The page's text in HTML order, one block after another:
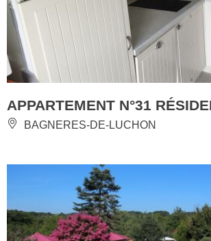
APPARTEMENT N°31
BAGNERES-DE-LUCHON